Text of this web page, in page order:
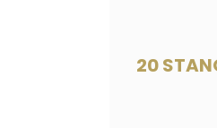
20